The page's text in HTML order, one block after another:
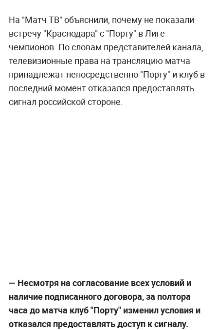
На "Матч ТВ" объяснили, почему не показали
встречу "Краснодара" с "Порту" в Лиге
чемпионов. По словам представителей канала,
телевизионные права на трансляцию матча
принадлежат непосредственно "Порту" и клуб в
последний момент отказался предоставлять
сигнал российской стороне.
— Несмотря на согласование всех условий и
наличие подписанного договора, за полтора
часа до матча клуб "Порту" изменил условия и
отказался предоставлять доступ к сигналу.